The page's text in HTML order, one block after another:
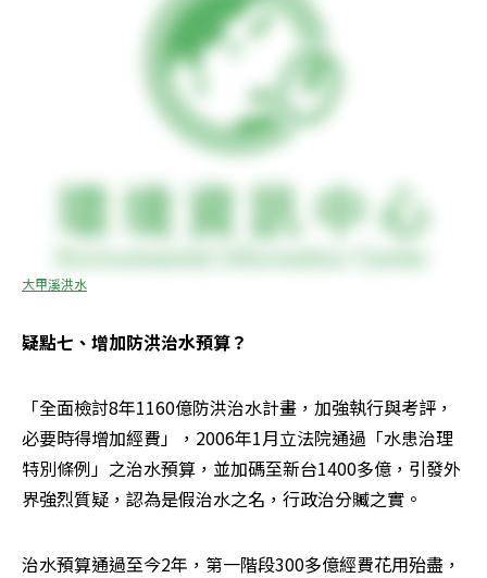
大甲溪洪水
疑點七、增加防洪治水預算？
「全面檢討8年1160億防洪治水計畫，加強執行與考評，
必要時得增加經費」，2006年1月立法院通過「水患治理
特別條例」之治水預算，並加碼至新台1400多億，引發外
界強烈質疑，認為是假治水之名，行政治分贓之實。
治水預算通過至今2年，第一階段300多億經費花用殆盡，